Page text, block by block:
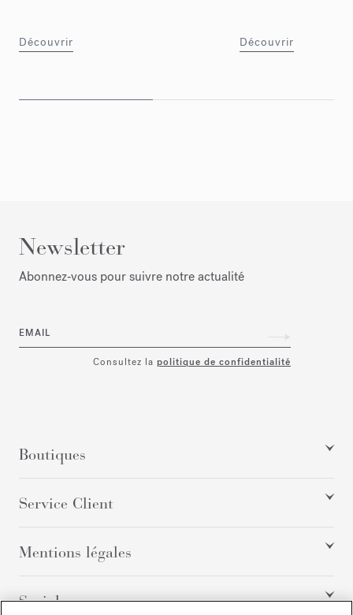
Découvrir Découvrir
Newsletter
Abonnez‑vous pour suivre notre actualité
EMAIL
Consultez la politique de confidentialité
Boutiques
Service Client
Mentions légales
Social